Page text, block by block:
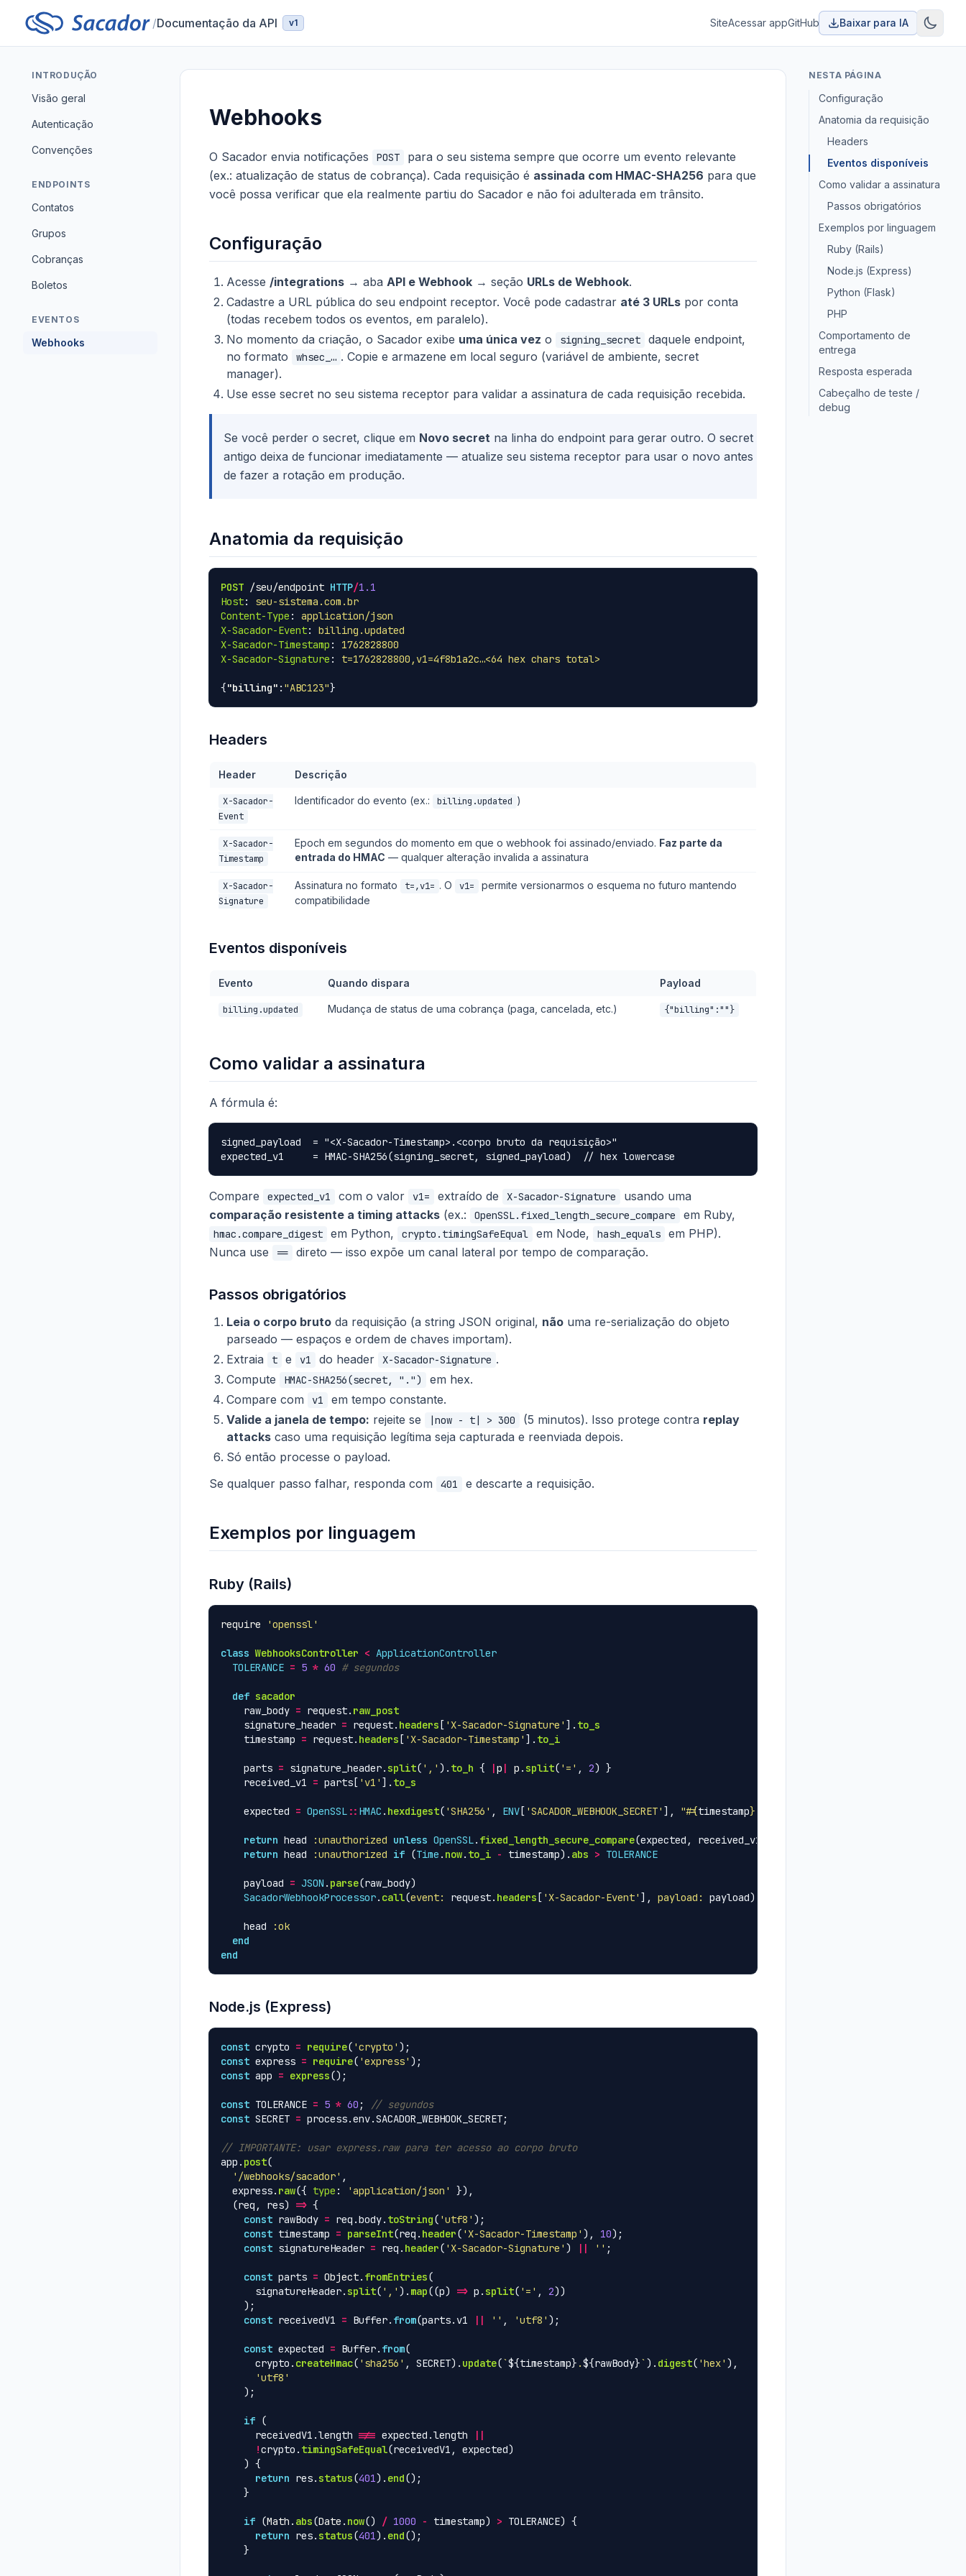
/Documentação da API v1 SiteAcessar appGitHub Baixar para IA
INTRODUÇÃO
Visão geral
Autenticação
Convenções
ENDPOINTS
Contatos
Grupos
Cobranças
Boletos
EVENTOS
Webhooks
Webhooks
O Sacador envia notificações POST
para o seu sistema sempre que ocorre um evento relevante
(ex.: atualização de status de cobrança). Cada requisição é assinada com HMAC-SHA256 para que
você possa verificar que ela realmente partiu do Sacador e não foi adulterada em trânsito.
Configuração
Acesse /integrations→ aba API e Webhook→ seção URLs de Webhook.
Cadastre a URL pública do seu endpoint receptor. Você pode cadastrar até 3 URLspor conta
(todas recebem todos os eventos, em paralelo).
No momento da criação, o Sacador exibe uma única vez o signing_secret
daquele endpoint,
no formato
whsec_… . Copie e armazene em local seguro (variável de ambiente, secret
manager).
Use esse secret no seu sistema receptor para validar a assinatura de cada requisição recebida.
Se você perder o secret, clique em Novo secretna linha do endpoint para gerar outro. O secret
antigo deixa de funcionar imediatamente — atualize seu sistema receptor para usar o novo antes
de fazer a rotação em produção.
Anatomia da requisição
POST /seu/endpoint HTTP/1.1
Host:
seu-sistema.com.br
Content-Type :
application/json
X-Sacador-Event:
billing.updated
X-Sacador-Timestamp :
1762828800
X-Sacador-Signature : t=1762828800,v1=4f8b1a2c…<64 hex chars total>
{"billing" : "ABC123"}
Headers
Header Descrição
X-Sacador-
Event
Identificador do evento (ex.: billing.updated )
X-Sacador-
Timestamp
Epoch em segundos do momento em que o webhook foi assinado/enviado. Faz parte da
entrada do HMAC — qualquer alteração invalida a assinatura
X-Sacador-
Signature
Assinatura no formato t=,v1= . O v1=
permite versionarmos o esquema no futuro mantendo
compatibilidade
Eventos disponíveis
Evento Quando dispara Payload
billing.updated Mudança de status de uma cobrança (paga, cancelada, etc.) {"billing":""}
Como validar a assinatura
A fórmula é:
signed_payload  = "<X-Sacador-Timestamp>.<corpo bruto da requisição>"
Compare expected_v1 com o valor v1= extraído de X-Sacador-Signature
usando uma
comparação resistente a timing attacks(ex.: OpenSSL.fixed_length_secure_compare em Ruby,
hmac.compare_digest em Python, crypto.timingSafeEqual em Node, hash_equals
em PHP).
Nunca use
== direto — isso expõe um canal lateral por tempo de comparação.
Passos obrigatórios
Leia o corpo brutoda requisição (a string JSON original, nãouma re-serialização do objeto
parseado — espaços e ordem de chaves importam).
Extraia
t e v1 do header X-Sacador-Signature .
Compute
HMAC-SHA256(secret, " .")
em hex.
Compare com
v1
em tempo constante.
Valide a janela de tempo: rejeite se |now - t| > 300 (5 minutos). Isso protege contra replay
attackscaso uma requisição legítima seja capturada e reenviada depois.
Só então processe o payload.
Se qualquer passo falhar, responda com
401 e descarte a requisição.
Exemplos por linguagem
Ruby (Rails)
require 'openssl'
class WebhooksController < ApplicationController
TOLERANCE = 5 * 60 # segundos
def sacador
raw_body = request. raw_post
signature_header = request. headers [ 'X-Sacador-Signature' ]. to_s
timestamp = request. headers [ 'X-Sacador-Timestamp' ]. to_i
parts = signature_header. split( ',' ). to_h { |p | p . split( '=' , 2) }
received_v1 = parts[ 'v1' ]. to_s
expected = OpenSSL:: HMAC . hexdigest( 'SHA256' , ENV[ 'SACADOR_WEBHOOK_SECRET' ], "#{timestamp}
return head :unauthorized unless OpenSSL. fixed_length_secure_compare(expected , received_v1
return head :unauthorized if (Time . now. to_i - timestamp). abs > TOLERANCE
payload = JSON . parse(raw_body)
SacadorWebhookProcessor. call(event: request. headers [ 'X-Sacador-Event' ], payload: payload)
head
:ok
end
end
Node.js (Express)
const crypto = require( 'crypto ' );
const express = require( 'express' );
const app = express();
const TOLERANCE = 5 * 60 ;
// segundos
const SECRET = process.env.SACADOR_WEBHOOK_SECRET;
// IMPORTANTE: usar express.raw para ter acesso ao corpo bruto
app . post(
' /webhooks/sacador' ,
express. raw({ type : 'application/json '
}),
(req , res) => {
const rawBody = req .body. toString( 'utf8 ' );
const timestamp = parseInt(req . header( 'X-Sacador-Timestamp ' ), 10);
const signatureHeader = req . header( 'X-Sacador-Signature ' ) || '' ;
const parts = Object. fromEntries(
signatureHeader. split( ' , ' ). map((p) => p . split( ' = ' , 2))
);
const receivedV1 = Buffer. from(parts. v1 || '' , 'utf8 ' );
const expected = Buffer. from(
crypto . createHmac( ' sha256 ' , SECRET). update(`${timestamp} .${rawBody}`). digest( 'hex' ),
'utf8 '
);
if (
receivedV1 .length !== expected .length
||
!crypto . timingSafeEqual(receivedV1 , expected)
) {
return res. status(401). end();
}
if (Math . abs(Date . now() / 1000 - timestamp) > TOLERANCE) {
return res. status(401). end();
}
NESTA PÁGINA
Configuração
Anatomia da requisição
Headers
Eventos disponíveis
Como validar a assinatura
Passos obrigatórios
Exemplos por linguagem
Ruby (Rails)
Node.js (Express)
Python (Flask)
PHP
Comportamento de
entrega
Resposta esperada
Cabeçalho de teste /
debug